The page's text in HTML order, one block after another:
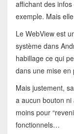
affichant des
exemple. Mais
Le WebView est
système dans
habillage ce qui
dans une mise en
Mais justement,
a aucun bouton
moins pour
fonctionnels…